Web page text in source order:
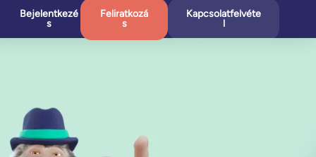
Bejelentkezé
s
Feliratkozá
s
Kapcsolatfelvéte
l